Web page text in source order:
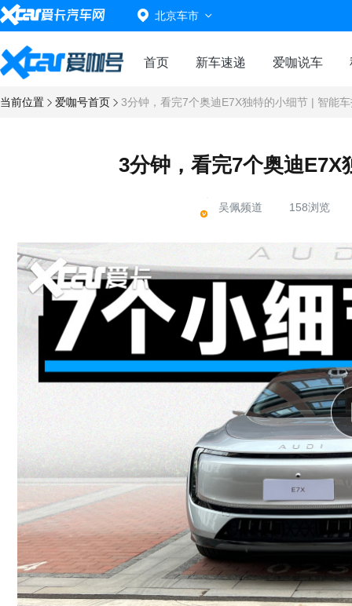
北京车市
首页 新车速递 爱咖说车
当前位置 爱咖号首页 3分钟，看完7个奥迪E7X独特的小细节 | 智能
3分钟，看完7个奥迪E7X
吴佩频道 158浏览